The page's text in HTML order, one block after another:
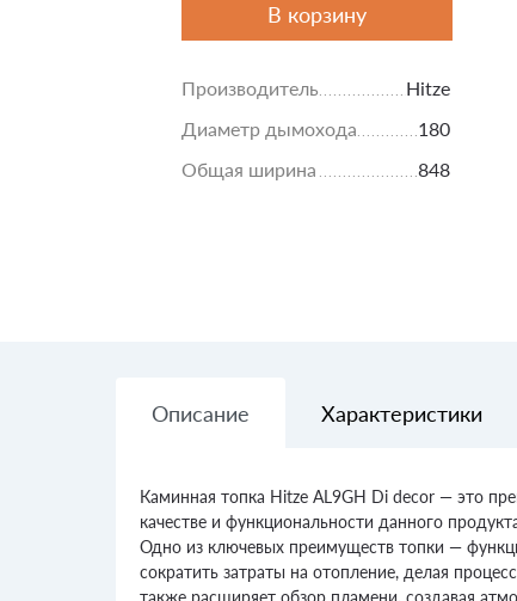
В корзину
Производитель
Hitze
Диаметр дымохода
180
Общая ширина
848
Описание Характеристики
Каминная топка Hitze AL9GH Di decor — это
качестве и функциональности данного
Одно из ключевых преимуществ топки —
сократить затраты на отопление, делая
также расширяет обзор пламени, создавая